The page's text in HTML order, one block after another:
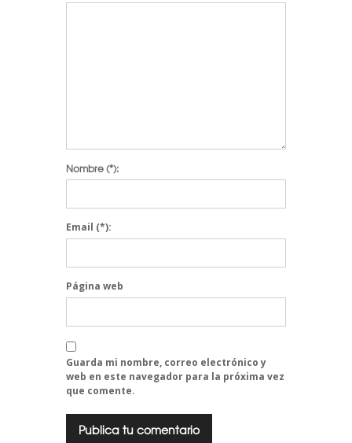
Nombre(*):
Email (*):
Página web
Guarda mi nombre, correo electrónico y
web en este navegador para la próxima vez
que comente.